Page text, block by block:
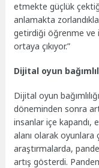
etmekte güçlük
anlamakta
getirdiği öğrenme ve
ortaya çıkıyor.”
Dijital oyun
Dijital oyun
döneminden sonra
insanlar içe kapandı,
alanı olarak oyunlara
araştırmalarda,
artış gösterdi.